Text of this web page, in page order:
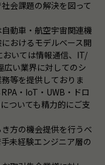
会課題の解決を図って
動車・航空宇宙関連機
おけるモデルベース開
いては情報通信、IT/
広い業界に対してのシ
等を提供しておりま
・IoT・UWB・ドロ
ついても精力的にご支
方の機会提供を行うべ
未経験エンジニア層の